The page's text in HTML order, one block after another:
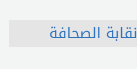
نقابة الصحافة